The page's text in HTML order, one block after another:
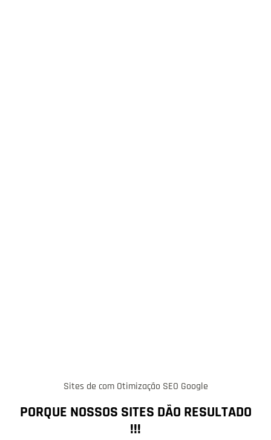
Sites de com Otimização SEO Google
PORQUE NOSSOS SITES DÃO RESULTADO
!!!